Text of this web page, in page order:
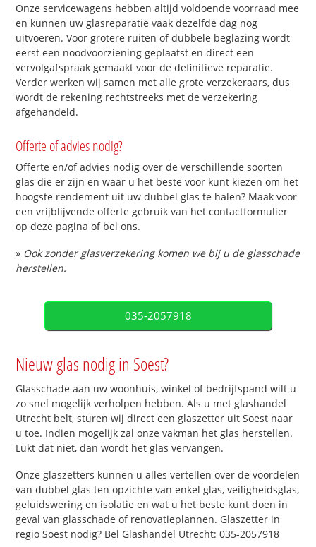
Onze servicewagens hebben altijd voldoende voorraad mee
en kunnen uw glasreparatie vaak dezelfde dag nog
uitvoeren. Voor grotere ruiten of dubbele beglazing wordt
eerst een noodvoorziening geplaatst en direct een
vervolgafspraak gemaakt voor de definitieve reparatie.
Verder werken wij samen met alle grote verzekeraars, dus
wordt de rekening rechtstreeks met de verzekering
afgehandeld.
Offerte of advies nodig?
Offerte en/of advies nodig over de verschillende soorten
glas die er zijn en waar u het beste voor kunt kiezen om het
hoogste rendement uit uw dubbel glas te halen? Maak voor
een vrijblijvende offerte gebruik van het contactformulier
op deze pagina of bel ons.
» Ook zonder glasverzekering komen we bij u de glasschade
herstellen.
035-2057918
Nieuw glas nodig in Soest?
Glasschade aan uw woonhuis, winkel of bedrijfspand wilt u
zo snel mogelijk verholpen hebben. Als u met glashandel
Utrecht belt, sturen wij direct een glaszetter uit Soest naar
u toe. Indien mogelijk zal onze vakman het glas herstellen.
Lukt dat niet, dan wordt het glas vervangen.
Onze glaszetters kunnen u alles vertellen over de voordelen
van dubbel glas ten opzichte van enkel glas, veiligheidsglas,
geluidswering en isolatie en wat u het beste kunt doen in
geval van glasschade of renovatieplannen. Glaszetter in
regio Soest nodig? Bel Glashandel Utrecht: 035-2057918